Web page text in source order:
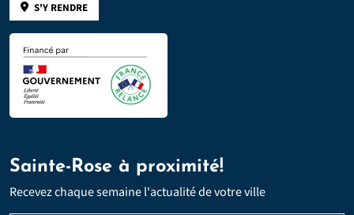
S'Y RENDRE
Sainte-Rose à proximité!
Recevez chaque semaine l'actualité de votre ville